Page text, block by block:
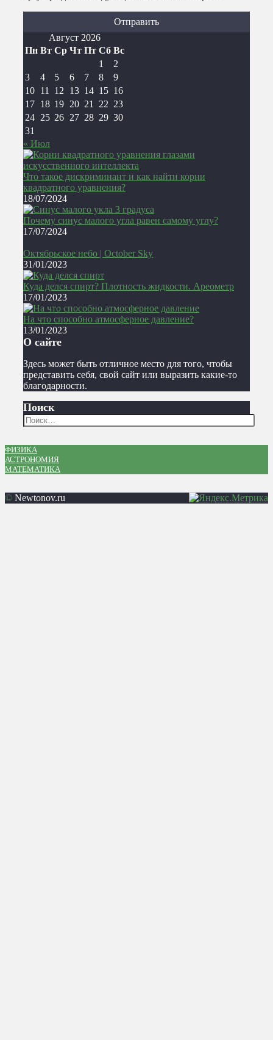
Август 2026
Пн Вт Ср Чт Пт Сб Вс
1
2
3
4 5 6 7 8
9
10 11 12 13 14 15 16
17 18 19 20 21 22 23
24 25 26 27 28 29 30
31
« Июл
Что такое дискриминант и как найти корни
квадратного уравнения?
18/07/2024
Почему синус малого угла равен самому углу?
17/07/2024
Октябрьское небо | October Sky
31/01/2023
Куда делся спирт? Плотность жидкости. Ареометр
17/01/2023
На что способно атмосферное давление?
13/01/2023
О сайте
Здесь может быть отличное место для того, чтобы
представить себя, свой сайт или выразить какие-то
благодарности.
Поиск
ФИЗИКА
АСТРОНОМИЯ
МАТЕМАТИКА
© Newtonov.ru